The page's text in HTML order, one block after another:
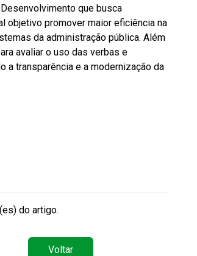
que busca
objetivo promover maior eficiência na
da administração pública. Além
avaliar o uso das verbas e
transparência e a modernização da
do artigo.
Voltar